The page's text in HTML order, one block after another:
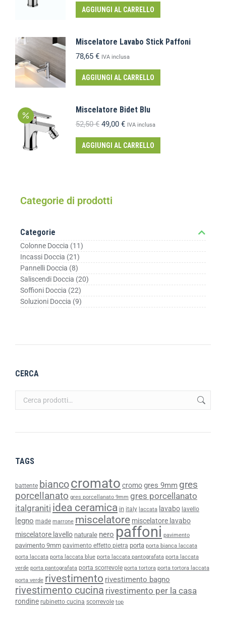
AGGIUNGI AL CARRELLO
Miscelatore Lavabo Stick Paffoni
78,65 € IVA inclusa
AGGIUNGI AL CARRELLO
Miscelatore Bidet Blu
52,50€ 49,00 € IVA inclusa
AGGIUNGI AL CARRELLO
Categorie di prodotti
Categorie
Colonne Doccia (11)
Incassi Doccia (21)
Pannelli Doccia (8)
Saliscendi Doccia (20)
Soffioni Doccia (22)
Soluzioni Doccia (9)
CERCA
TAGS
battente biancocromato cromogres 9mm gres
porcellanato gres porcellanato 9mm gres porcellanato
italgraniti idea ceramica in italy laccata lavabo lavello
legno made marrone miscelatore miscelatore lavabo
miscelatore lavello naturale nero paffoni pavimento
pavimento 9mm pavimento effetto pietra porta porta bianca laccata
porta laccata porta laccata blue porta laccata pantografata porta laccata
verde porta pantografata porta scorrevole porta tortora porta tortora laccata
porta verde rivestimento rivestimento bagno
rivestimento cucina rivestimento per la casa
rondine rubinetto cucina scorrevole top